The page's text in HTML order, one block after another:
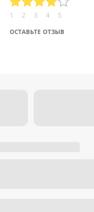
ОСТАВЬТЕ ОТЗЫВ
1 2 3 4 5